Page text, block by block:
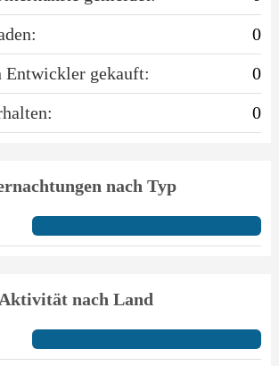
0
Entwickler gekauft:
0
0
nach Typ
Aktivität nach Land